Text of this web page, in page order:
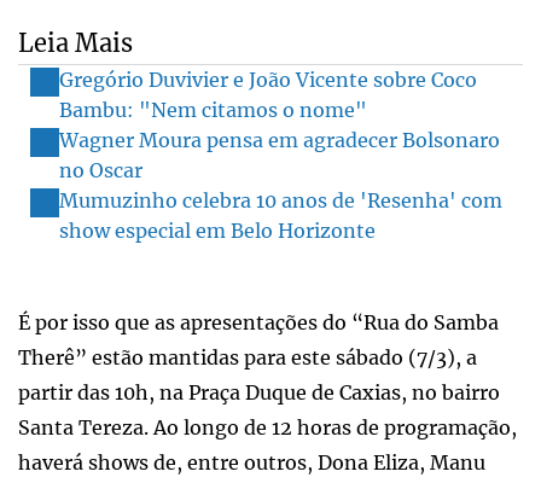
Leia Mais
Gregório Duvivier e João Vicente sobre Coco
Bambu: "Nem citamos o nome"
Wagner Moura pensa em agradecer Bolsonaro
no Oscar
Mumuzinho celebra 10 anos de 'Resenha' com
show especial em Belo Horizonte
É por isso que as apresentações do “Rua do Samba
Therê” estão mantidas para este sábado (7/3), a
partir das 10h, na Praça Duque de Caxias, no bairro
Santa Tereza. Ao longo de 12 horas de programação,
haverá shows de, entre outros, Dona Eliza, Manu